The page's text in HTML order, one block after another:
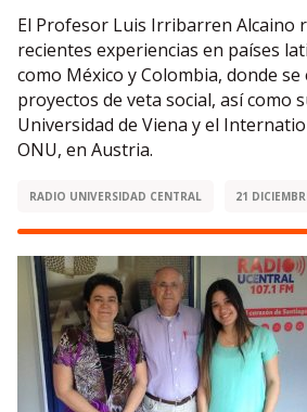
El Profesor Luis Irribarren Alcaino
recientes experiencias en países
como México y Colombia, donde
proyectos de veta social, así como
Universidad de Viena y el
ONU, en Austria.
RADIO UNIVERSIDAD CENTRAL 21